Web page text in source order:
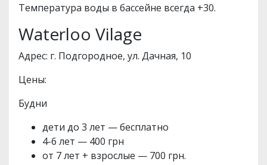
Температура воды в бассейне всегда +30.
Waterloo Vilage
Адрес: г. Подгородное, ул. Дачная, 10
Цены:
Будни
дети до 3 лет — бесплатно
4-6 лет — 400 грн
от 7 лет + взрослые — 700 грн.